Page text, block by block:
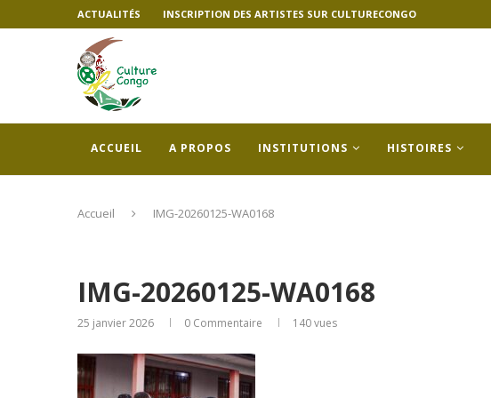
ACTUALITÉS INSCRIPTION DES ARTISTES SUR CULTURECONGO
ACCUEIL A PROPOS INSTITUTIONS HISTOIRES
Accueil IMG-20260125-WA0168
IMG-20260125-WA0168
25 janvier 2026 0 Commentaire 140vues